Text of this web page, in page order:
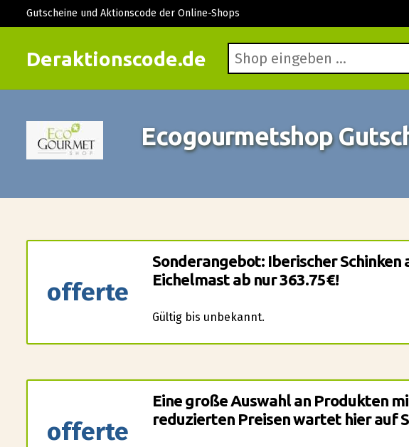
Deraktionscode.de
Gutscheine und Aktionscode der Online-Shops
Ecogourmetshop
offerte
Sonderangebot: Iberischer Schinken
Eichelmast ab nur 363.75€!
Gültig bis unbekannt.
offerte
Eine große Auswahl an Produkten
reduzierten Preisen wartet hier auf